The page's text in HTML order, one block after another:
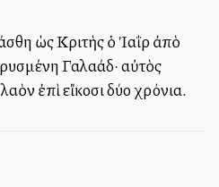
ὡς Κριτὴς ὁ Ἰαῒρ ἀπὸ
Γαλαάδ· αὐτὸς
ἐπὶ εἴκοσι δύο χρόνια.